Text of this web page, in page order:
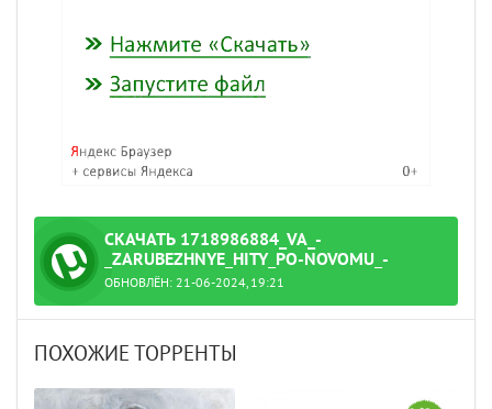
СКАЧАТЬ 1718986884_VA_-
_ZARUBEZHNYE_HITY_PO-NOVOMU_-
_2024_03.TORRENT
ОБНОВЛЁН: 21-06-2024, 19:21
ПОХОЖИЕ ТОРРЕНТЫ